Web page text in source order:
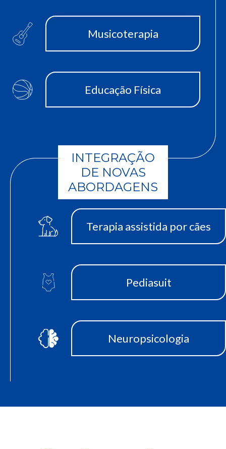
Musicoterapia
Educação Física
INTEGRAÇÃO
DE NOVAS
ABORDAGENS
Terapia assistida por cães
Pediasuit
Neuropsicologia